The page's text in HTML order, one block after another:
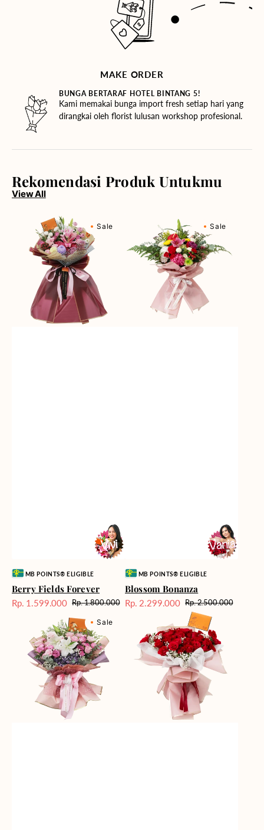
MAKE ORDER
BUNGA BERTARAF HOTEL BINTANG 5!
Kami memakai bunga import fresh setiap hari yang
dirangkai oleh florist lulusan workshop profesional.
Rekomendasi Produk Untukmu
View All
Forever
Sale
Vendor:MB POINTS® ELIGIBLE
Berry Fields Forever
Harga
Rp. 1.599.000 Harga
reguler
Rp. 1.800.000
Sale
Vendor:MB POINTS® ELIGIBLE
Blossom Bonanza
Harga
Rp. 2.299.000 Harga
reguler
Rp. 2.500.000
Cascade
Sale
Rhapsody